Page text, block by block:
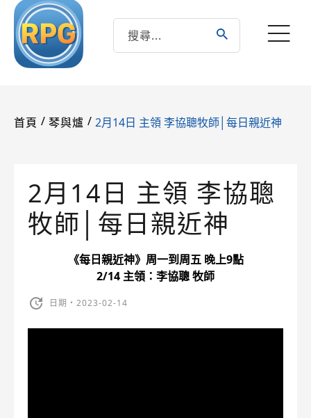
首頁 / 琴與爐 / 2月14日 主領 李協聰牧師│每日親近神
2月14日 主領 李協聰
牧師│每日親近神
《每日親近神》周一到周五 晚上9點
2/14 主領：李協聰 牧師
日期・2023-02-14